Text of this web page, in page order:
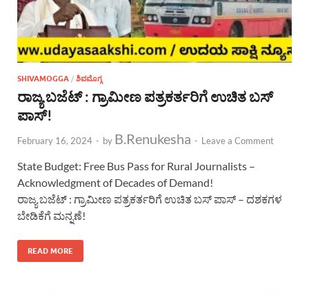
SHIVAMOGGA / ಶಿವಮೊಗ್ಗ
ರಾಜ್ಯ ಬಜೆಟ್ : ಗ್ರಾಮೀಣ ಪತ್ರಕರ್ತರಿಗೆ ಉಚಿತ ಬಸ್
ಪಾಸ್!
February 16, 2024 - by B.Renukesha - Leave a Comment
State Budget: Free Bus Pass for Rural Journalists –
Acknowledgment of Decades of Demand!
ರಾಜ್ಯ ಬಜೆಟ್ : ಗ್ರಾಮೀಣ ಪತ್ರಕರ್ತರಿಗೆ ಉಚಿತ ಬಸ್ ಪಾಸ್ – ದಶಕಗಳ
ಬೇಡಿಕೆಗೆ ಮನ್ನಣೆ!
READ MORE